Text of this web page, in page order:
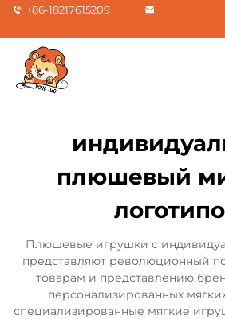
+86-18217615209
плюшевый
Плюшевые игрушки с
представляют революционный
товарам и представлению
персонализированных
специализированные мягкие